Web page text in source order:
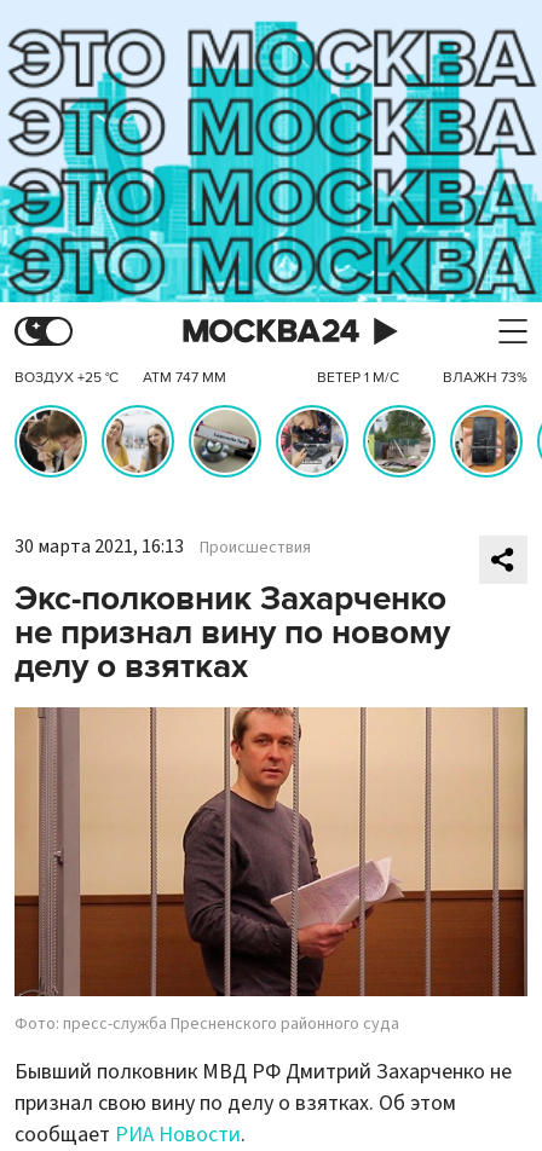
ВОЗДУХ +25 °C АТМ 747 ММ ВЕТЕР 1 М/С ВЛАЖН 73%
30 марта 2021, 16:13 Происшествия
Экс-полковник Захарченко
не признал вину по новому
делу о взятках
Фото: пресс-служба Пресненского районного суда
Бывший полковник МВД РФ Дмитрий Захарченко не
признал свою вину по делу о взятках. Об этом
сообщает РИА Новости.